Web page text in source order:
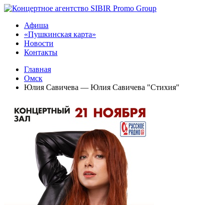
Афиша
«Пушкинская карта»
Новости
Контакты
Главная
Омск
Юлия Савичева — Юлия Савичева "Стихия"